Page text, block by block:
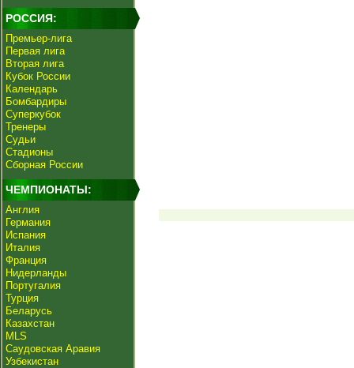
РОССИЯ:
Премьер-лига
Первая лига
Вторая лига
Кубок России
Календарь
Бомбардиры
Суперкубок
Тренеры
Судьи
Стадионы
Сборная России
ЧЕМПИОНАТЫ:
Англия
Германия
Испания
Италия
Франция
Нидерланды
Португалия
Турция
Беларусь
Казахстан
MLS
Саудовская Аравия
Узбекистан